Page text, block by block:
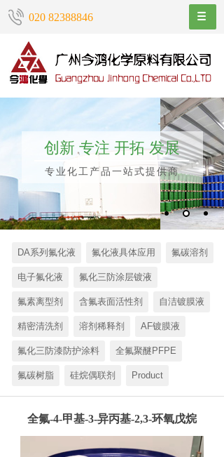
020 82388846
创新 专注 开拓 发展
专业化工产品一站式提供商
DA系列氟化液 氟化液具体应用 氟碳溶剂
电子氟化液 氟化三防涂层镀液
氟素离型剂 含氟表面活性剂 自洁镀膜液
精密清洗剂 溶剂稀释剂 AF镀膜液
氟化三防漆防护涂料 全氟聚醚PFPE
氟碳树脂 硅烷偶联剂 Product
全氟-4-甲基-3-异丙基-2,3-环氧戊烷